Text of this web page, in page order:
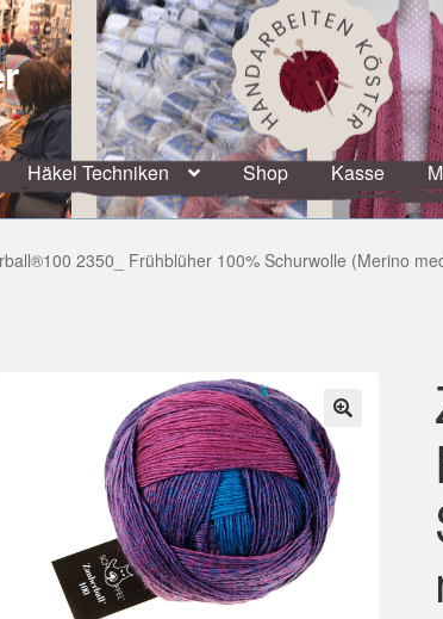
Häkel Techniken Shop Kasse
2350_ Frühblüher 100% Schurwolle (Merino
🔍